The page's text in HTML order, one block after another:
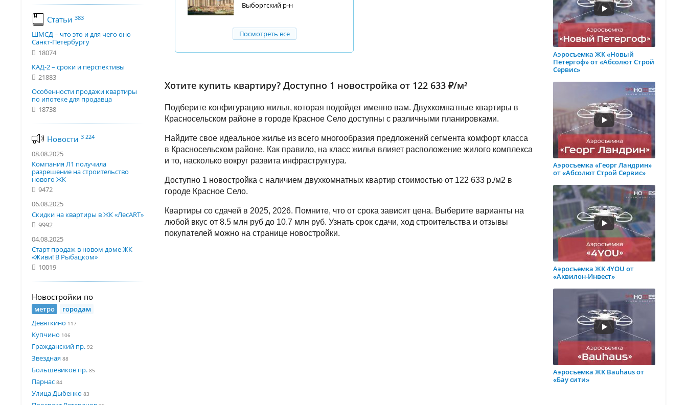
Статьи 383
ШМСД – что это и для чего оно
Санкт-Петербургу
18074
КАД-2 – сроки и перспективы
21883
Особенности продажи квартиры
по ипотеке для продавца
18738
Новости 3 224
08.08.2025
Компания Л1 получила
разрешение на строительство
нового ЖК
9472
06.08.2025
Скидки на квартиры в ЖК «ЛесART»
9992
04.08.2025
Старт продаж в новом доме ЖК
«Живи! В Рыбацком»
10019
Новостройки по
метро
городам
Девяткино 117
Купчино 106
Гражданский пр. 92
Звездная 88
Большевиков пр. 85
Парнас 84
Улица Дыбенко 83
Выборгский р-н
Посмотреть все
Хотите купить квартиру? Доступно 1 новостройка от 122 633 ₽/м²
Подберите конфигурацию жилья, которая подойдет именно вам. Двухкомнатные квартиры в
Красносельском районе в городе Красное Село доступны с различными планировками.
Найдите свое идеальное жилье из всего многообразия предложений сегмента комфорт класса
в Красносельском районе. Как правило, на класс жилья влияет расположение жилого комплекса
и то, насколько вокруг развита инфраструктура.
Доступно 1 новостройка с наличием двухкомнатных квартир стоимостью от 122 633 р./м2 в
городе Красное Село.
Квартиры со сдачей в 2025, 2026. Помните, что от срока зависит цена. Выберите варианты на
любой вкус от 8.5 млн руб до 10.7 млн руб. Узнать срок сдачи, ход строительства и отзывы
покупателей можно на странице новостройки.
Аэросъемка ЖК «Новый
Петергоф» от «Абсолют Строй
Сервис»
Аэросъемка «Георг Ландрин»
от «Абсолют Строй Сервис»
Аэросъемка ЖК 4YOU от
«Аквилон-Инвест»
Аэросъемка ЖК Bauhaus от
«Бау сити»